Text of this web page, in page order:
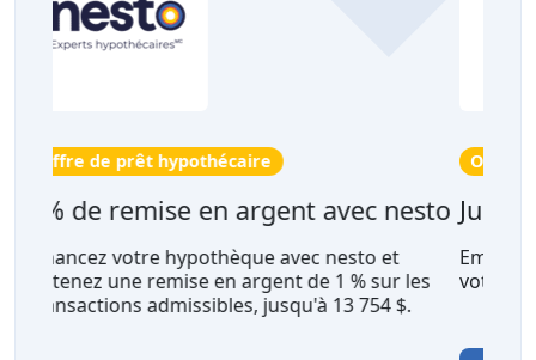
Offre aux propriétaires
Jusqu'à 60 000 $
Empruntez jusqu'à 60 000$ sur la valeur de
votre maison à Fairstone.